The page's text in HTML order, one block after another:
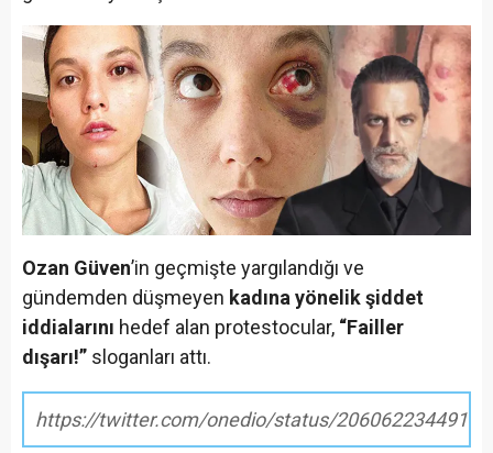
Ozan Güven’in geçmişte yargılandığı ve
gündemden düşmeyen kadına yönelik şiddet
iddialarını hedef alan protestocular, “Failler
dışarı!” sloganları attı.
https://twitter.com/onedio/status/